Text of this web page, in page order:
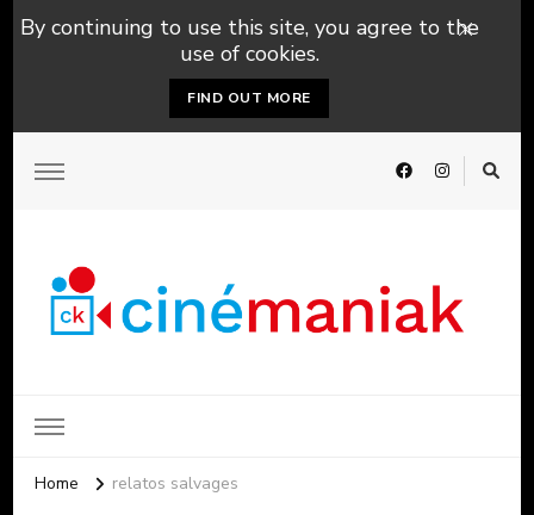
By continuing to use this site, you agree to the
use of cookies.
FIND OUT MORE
Home relatos salvages